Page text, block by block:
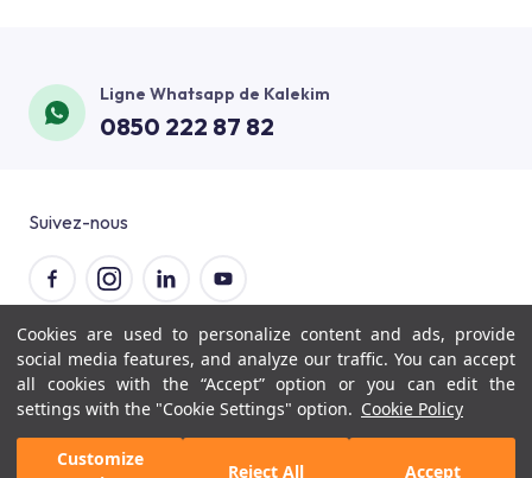
Cookies are used to personalize content and ads, provide
social media features, and analyze our traffic. You can accept
all cookies with the “Accept” option or you can edit the
settings with the "Cookie Settings" option. Cookie Policy
Customize
Reject All Accept
Documents Imprimés
Constitution de la Satisfaction Clientèle
Applications d'Isolation Thermique
Monde de Visuel
Balcon et Terrasse
Sol
Façade Extérieure
Sous-Sol et Fondement
Ligne Whatsapp de Kalekim
0850 222 87 82
Suivez-nous
© 2026 Kalekim